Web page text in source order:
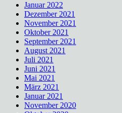
Januar 2022
Dezember 2021
November 2021
Oktober 2021
September 2021
August 2021
Juli 2021
Juni 2021
Mai 2021
März 2021
Januar 2021
November 2020